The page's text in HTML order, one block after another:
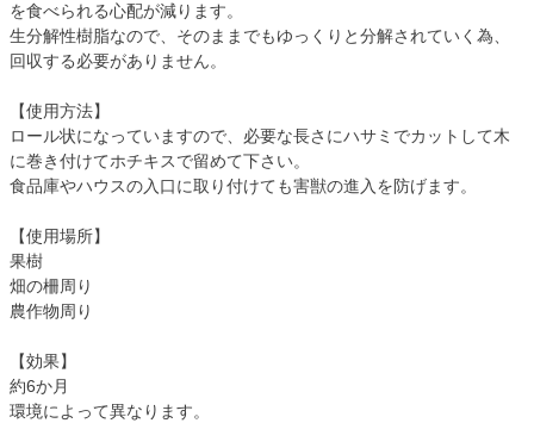
を食べられる心配が減ります。
生分解性樹脂なので、そのままでもゆっくりと分解されていく為、
回収する必要がありません。
【使用方法】
ロール状になっていますので、必要な長さにハサミでカットして木
に巻き付けてホチキスで留めて下さい。
食品庫やハウスの入口に取り付けても害獣の進入を防げます。
【使用場所】
果樹
畑の柵周り
農作物周り
【効果】
約6か月
環境によって異なります。